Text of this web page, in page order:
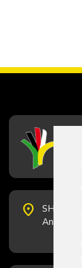
place
SHS
Andar,